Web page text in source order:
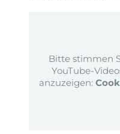
Bitte stimmen
YouTube-
anzuzeigen: